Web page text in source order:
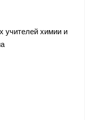
учителей химии и